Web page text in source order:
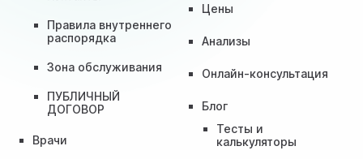
Правила внутреннего
распорядка
Зона обслуживания
ПУБЛИЧНЫЙ
ДОГОВОР
Врачи
Цены
Анализы
Онлайн-консультация
Блог
Тесты и
калькуляторы